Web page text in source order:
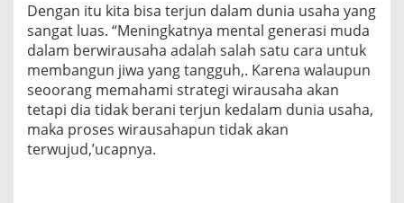
Dengan itu kita bisa terjun dalam dunia usaha yang
sangat luas. “Meningkatnya mental generasi muda
dalam berwirausaha adalah salah satu cara untuk
membangun jiwa yang tangguh,. Karena walaupun
seoorang memahami strategi wirausaha akan
tetapi dia tidak berani terjun kedalam dunia usaha,
maka proses wirausahapun tidak akan
terwujud,’ucapnya.